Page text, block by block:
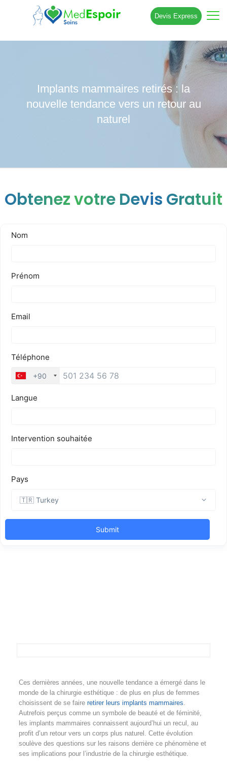
Devis Express
Implants mammaires retirés : la
nouvelle tendance vers un retour au
naturel
Obtenez votre Devis Gratuit
Ces dernières années, une nouvelle tendance a émergé dans le
monde de la chirurgie esthétique : de plus en plus de femmes
choisissent de se faire retirer leurs implants mammaires.
Autrefois perçus comme un symbole de beauté et de féminité,
les implants mammaires connaissent aujourd’hui un recul, au
profit d’un retour vers un corps plus naturel. Cette évolution
soulève des questions sur les raisons derrière ce phénomène et
ses implications pour l’industrie de la chirurgie esthétique.